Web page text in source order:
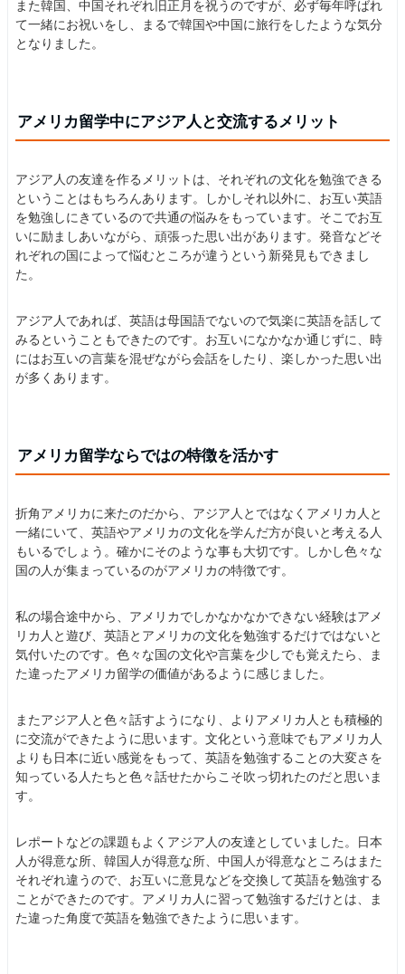
また韓国、中国それぞれ旧正月を祝うのですが、必ず毎年呼ばれ
て一緒にお祝いをし、まるで韓国や中国に旅行をしたような気分
となりました。
アメリカ留学中にアジア人と交流するメリット
アジア人の友達を作るメリットは、それぞれの文化を勉強できる
ということはもちろんあります。しかしそれ以外に、お互い英語
を勉強しにきているので共通の悩みをもっています。そこでお互
いに励ましあいながら、頑張った思い出があります。発音などそ
れぞれの国によって悩むところが違うという新発見もできまし
た。
アジア人であれば、英語は母国語でないので気楽に英語を話して
みるということもできたのです。お互いになかなか通じずに、時
にはお互いの言葉を混ぜながら会話をしたり、楽しかった思い出
が多くあります。
アメリカ留学ならではの特徴を活かす
折角アメリカに来たのだから、アジア人とではなくアメリカ人と
一緒にいて、英語やアメリカの文化を学んだ方が良いと考える人
もいるでしょう。確かにそのような事も大切です。しかし色々な
国の人が集まっているのがアメリカの特徴です。
私の場合途中から、アメリカでしかなかなかできない経験はアメ
リカ人と遊び、英語とアメリカの文化を勉強するだけではないと
気付いたのです。色々な国の文化や言葉を少しでも覚えたら、ま
た違ったアメリカ留学の価値があるように感じました。
またアジア人と色々話すようになり、よりアメリカ人とも積極的
に交流ができたように思います。文化という意味でもアメリカ人
よりも日本に近い感覚をもって、英語を勉強することの大変さを
知っている人たちと色々話せたからこそ吹っ切れたのだと思いま
す。
レポートなどの課題もよくアジア人の友達としていました。日本
人が得意な所、韓国人が得意な所、中国人が得意なところはまた
それぞれ違うので、お互いに意見などを交換して英語を勉強する
ことができたのです。アメリカ人に習って勉強するだけとは、ま
た違った角度で英語を勉強できたように思います。